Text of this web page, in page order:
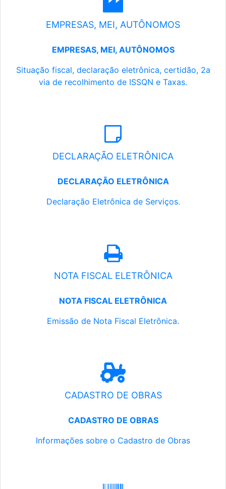
EMPRESAS, MEI, AUTÔNOMOS
EMPRESAS, MEI, AUTÔNOMOS
Situação fiscal, declaração eletrônica, certidão, 2a
via de recolhimento de ISSQN e Taxas.
DECLARAÇÃO ELETRÔNICA
DECLARAÇÃO ELETRÔNICA
Declaração Eletrônica de Serviços.
NOTA FISCAL ELETRÔNICA
NOTA FISCAL ELETRÔNICA
Emissão de Nota Fiscal Eletrônica.
CADASTRO DE OBRAS
CADASTRO DE OBRAS
Informações sobre o Cadastro de Obras